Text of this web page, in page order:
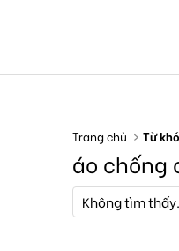
Trang chủ Từ
áo chống
Không tìm thấy.